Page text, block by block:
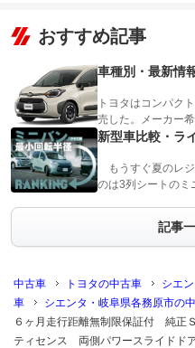
おすすめ記事
車種別・最新情
トヨタはコンパク
売した。メーカー
新型車比較・ラ
もうすぐ夏のレ
のは3列シートの
記事
中古車 トヨタの中古車 シエ
車
シエンタ・岐阜県各務原市の
６ヶ月走行距離無制限保証付 純
ティセンス 両側パワースライド